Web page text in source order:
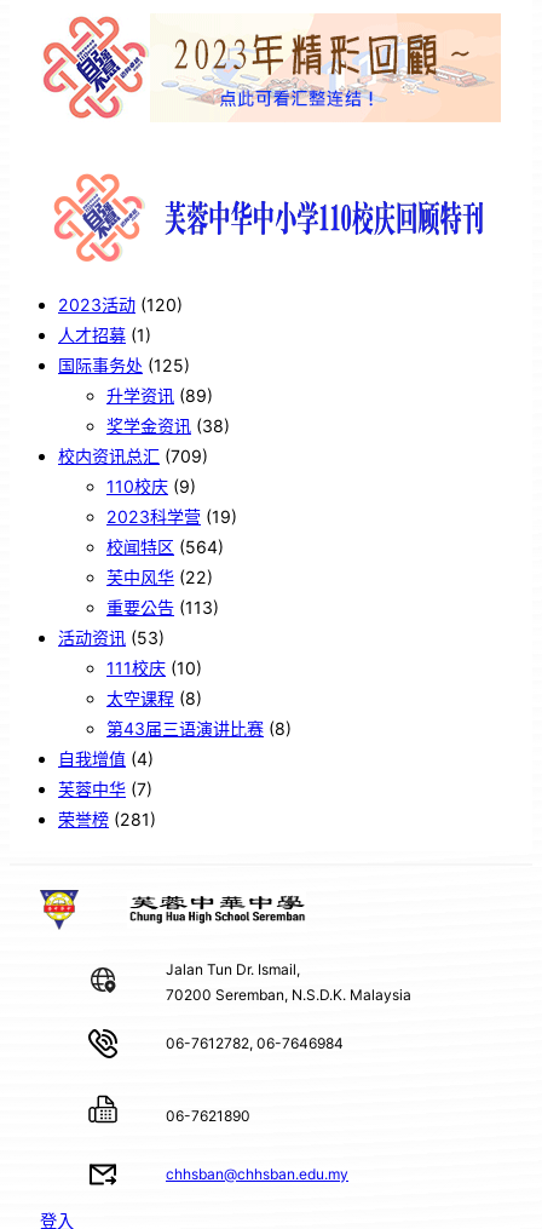
2023活动 (120)
人才招募 (1)
国际事务处 (125)
升学资讯 (89)
奖学金资讯 (38)
校内资讯总汇 (709)
110校庆 (9)
2023科学营 (19)
校闻特区 (564)
芙中风华 (22)
重要公告 (113)
活动资讯 (53)
111校庆 (10)
太空课程 (8)
第43届三语演讲比赛 (8)
自我增值 (4)
芙蓉中华 (7)
荣誉榜 (281)
Jalan Tun Dr. Ismail,
70200 Seremban, N.S.D.K. Malaysia
06-7612782, 06-7646984
06-7621890
chhsban@chhsban.edu.my
登入